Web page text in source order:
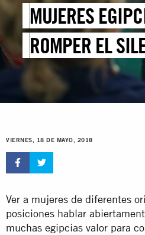
MUJERES
ROMPER EL
LA VIOLENCIA
VIERNES, 18 DE MAYO, 2018
Ver a mujeres de diferentes
posiciones hablar
muchas egipcias valor para